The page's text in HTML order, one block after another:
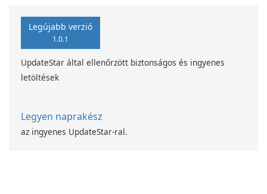
Legújabb verzió
1.0.1
UpdateStar által ellenőrzött biztonságos és ingyenes
letöltések
Legyen naprakész
az ingyenes UpdateStar-ral.